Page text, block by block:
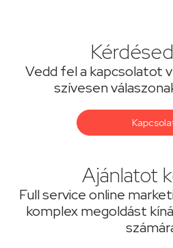
Vedd fel a kapcsolatot
szívesen
Ajánlatot
Full service online
komplex megoldást